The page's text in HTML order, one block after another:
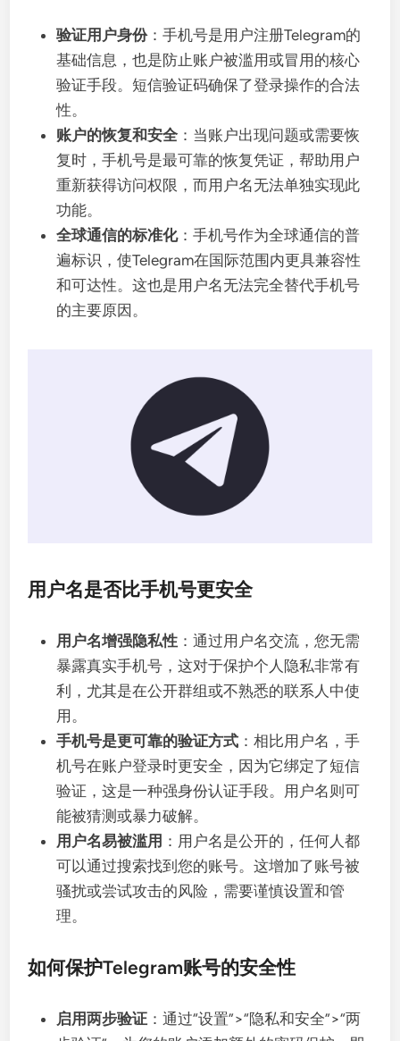
验证用户身份：手机号是用户注册Telegram的
基础信息，也是防止账户被滥用或冒用的核心
验证手段。短信验证码确保了登录操作的合法
性。
账户的恢复和安全 ：当账户出现问题或需要恢
复时，手机号是最可靠的恢复凭证，帮助用户
重新获得访问权限，而用户名无法单独实现此
功能。
全球通信的标准化：手机号作为全球通信的普
遍标识，使Telegram在国际范围内更具兼容性
和可达性。这也是用户名无法完全替代手机号
的主要原因。
用户名是否比手机号更安全
用户名增强隐私性 ：通过用户名交流，您无需
暴露真实手机号，这对于保护个人隐私非常有
利，尤其是在公开群组或不熟悉的联系人中使
用。
手机号是更可靠的验证方式 ：相比用户名，手
机号在账户登录时更安全，因为它绑定了短信
验证，这是一种强身份认证手段。用户名则可
能被猜测或暴力破解。
用户名易被滥用 ：用户名是公开的，任何人都
可以通过搜索找到您的账号。这增加了账号被
骚扰或尝试攻击的风险，需要谨慎设置和管
理。
如何保护Telegram账号的安全性
启用两步验证 ：通过“设置”>“隐私和安全”>“两